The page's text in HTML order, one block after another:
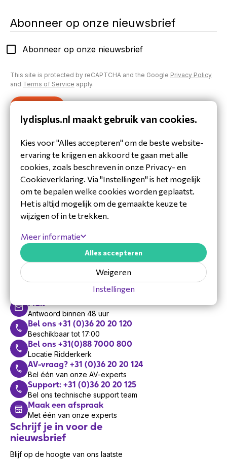
Abonneer op onze nieuwsbrief
Abonneer op onze nieuwsbrief
This site is protected by reCAPTCHA and the Google Privacy Policy
and Terms of Service apply.
Heb je al een account aangemaakt of inloggegevens
gekregen?
Inloggen
Hulp nodig?
Vandaag zijn we bereikbaar van 8:30 tot 17:00
Mail
Antwoord binnen 48 uur
Bel ons +31 (0)36 20 20 120
Beschikbaar tot 17:00
Bel ons +31(0)88 7000 800
Locatie Ridderkerk
AV-vraag? +31 (0)36 20 20 124
Bel één van onze AV-experts
Support: +31 (0)36 20 20 125
Bel ons technische support team
Maak een afspraak
Met één van onze experts
Schrijf je in voor de
nieuwsbrief
Blijf op de hoogte van ons laatste
lydisplus.nl maakt gebruik van cookies.
Kies voor "Alles accepteren" om de beste website-
ervaring te krijgen en akkoord te gaan met alle
cookies, zoals beschreven in onze Privacy- en
Cookieverklaring. Via "Instellingen" is het mogelijk
om te bepalen welke cookies worden geplaatst.
Het is altijd mogelijk om de gemaakte keuze te
wijzigen of in te trekken.
Meer informatie
Instellingen
Weigeren
Alles accepteren